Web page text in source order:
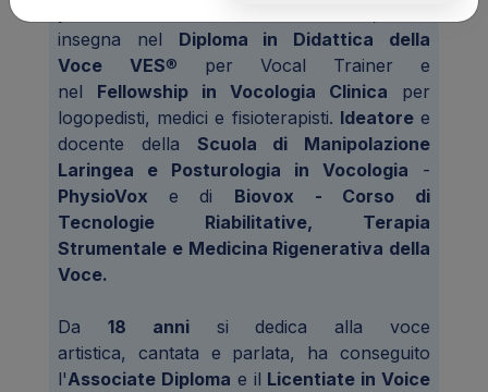
insegna nel Diploma in Didattica della
Voce
VES® per Vocal Trainer e
nel Fellowship in Vocologia Clinica per
logopedisti, medici e fisioterapisti. Ideatoree
docente della Scuola di Manipolazione
Laringea e Posturologia in Vocologia -
PhysioVox e di Biovox - Corso di
Tecnologie Riabilitative, Terapia
Strumentale e Medicina Rigenerativa della
Voce.
Da 18 annisi dedica alla voce
artistica, cantata e parlata, ha conseguito
l'Associate Diploma e il Licentiate in Voice